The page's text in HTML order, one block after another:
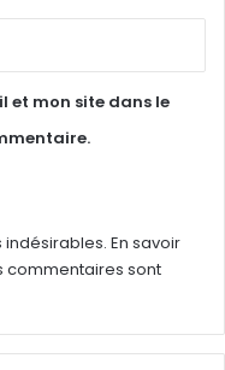
et mon site dans le
indésirables. En savoir
commentaires sont